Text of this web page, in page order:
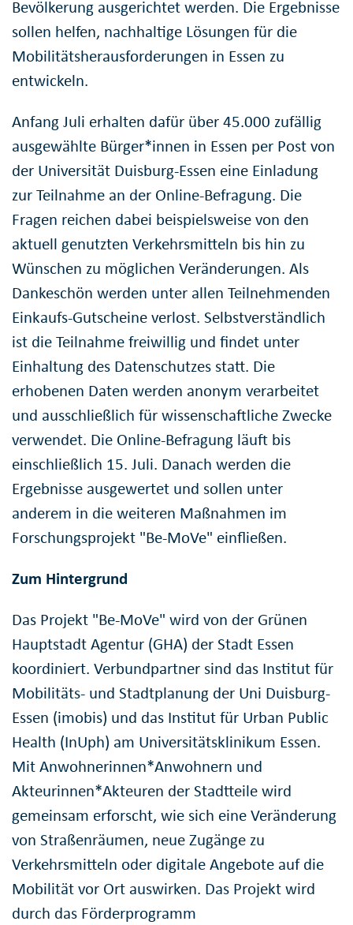
Bevölkerung ausgerichtet werden. Die Ergebnisse
sollen helfen, nachhaltige Lösungen für die
Mobilitätsherausforderungen in Essen zu
entwickeln.
Anfang Juli erhalten dafür über 45.000 zufällig
ausgewählte Bürger*innen in Essen per Post von
der Universität Duisburg-Essen eine Einladung
zur Teilnahme an der Online-Befragung. Die
Fragen reichen dabei beispielsweise von den
aktuell genutzten Verkehrsmitteln bis hin zu
Wünschen zu möglichen Veränderungen. Als
Dankeschön werden unter allen Teilnehmenden
Einkaufs-Gutscheine verlost. Selbstverständlich
ist die Teilnahme freiwillig und findet unter
Einhaltung des Datenschutzes statt. Die
erhobenen Daten werden anonym verarbeitet
und ausschließlich für wissenschaftliche Zwecke
verwendet. Die Online-Befragung läuft bis
einschließlich 15. Juli. Danach werden die
Ergebnisse ausgewertet und sollen unter
anderem in die weiteren Maßnahmen im
Forschungsprojekt "Be-MoVe" einfließen.
Zum Hintergrund
Das Projekt "Be-MoVe" wird von der Grünen
Hauptstadt Agentur (GHA) der Stadt Essen
koordiniert. Verbundpartner sind das Institut für
Mobilitäts- und Stadtplanung der Uni Duisburg-
Essen (imobis) und das Institut für Urban Public
Health (InUph) am Universitätsklinikum Essen.
Mit Anwohnerinnen*Anwohnern und
Akteurinnen*Akteuren der Stadtteile wird
gemeinsam erforscht, wie sich eine Veränderung
von Straßenräumen, neue Zugänge zu
Verkehrsmitteln oder digitale Angebote auf die
Mobilität vor Ort auswirken. Das Projekt wird
durch das Förderprogramm